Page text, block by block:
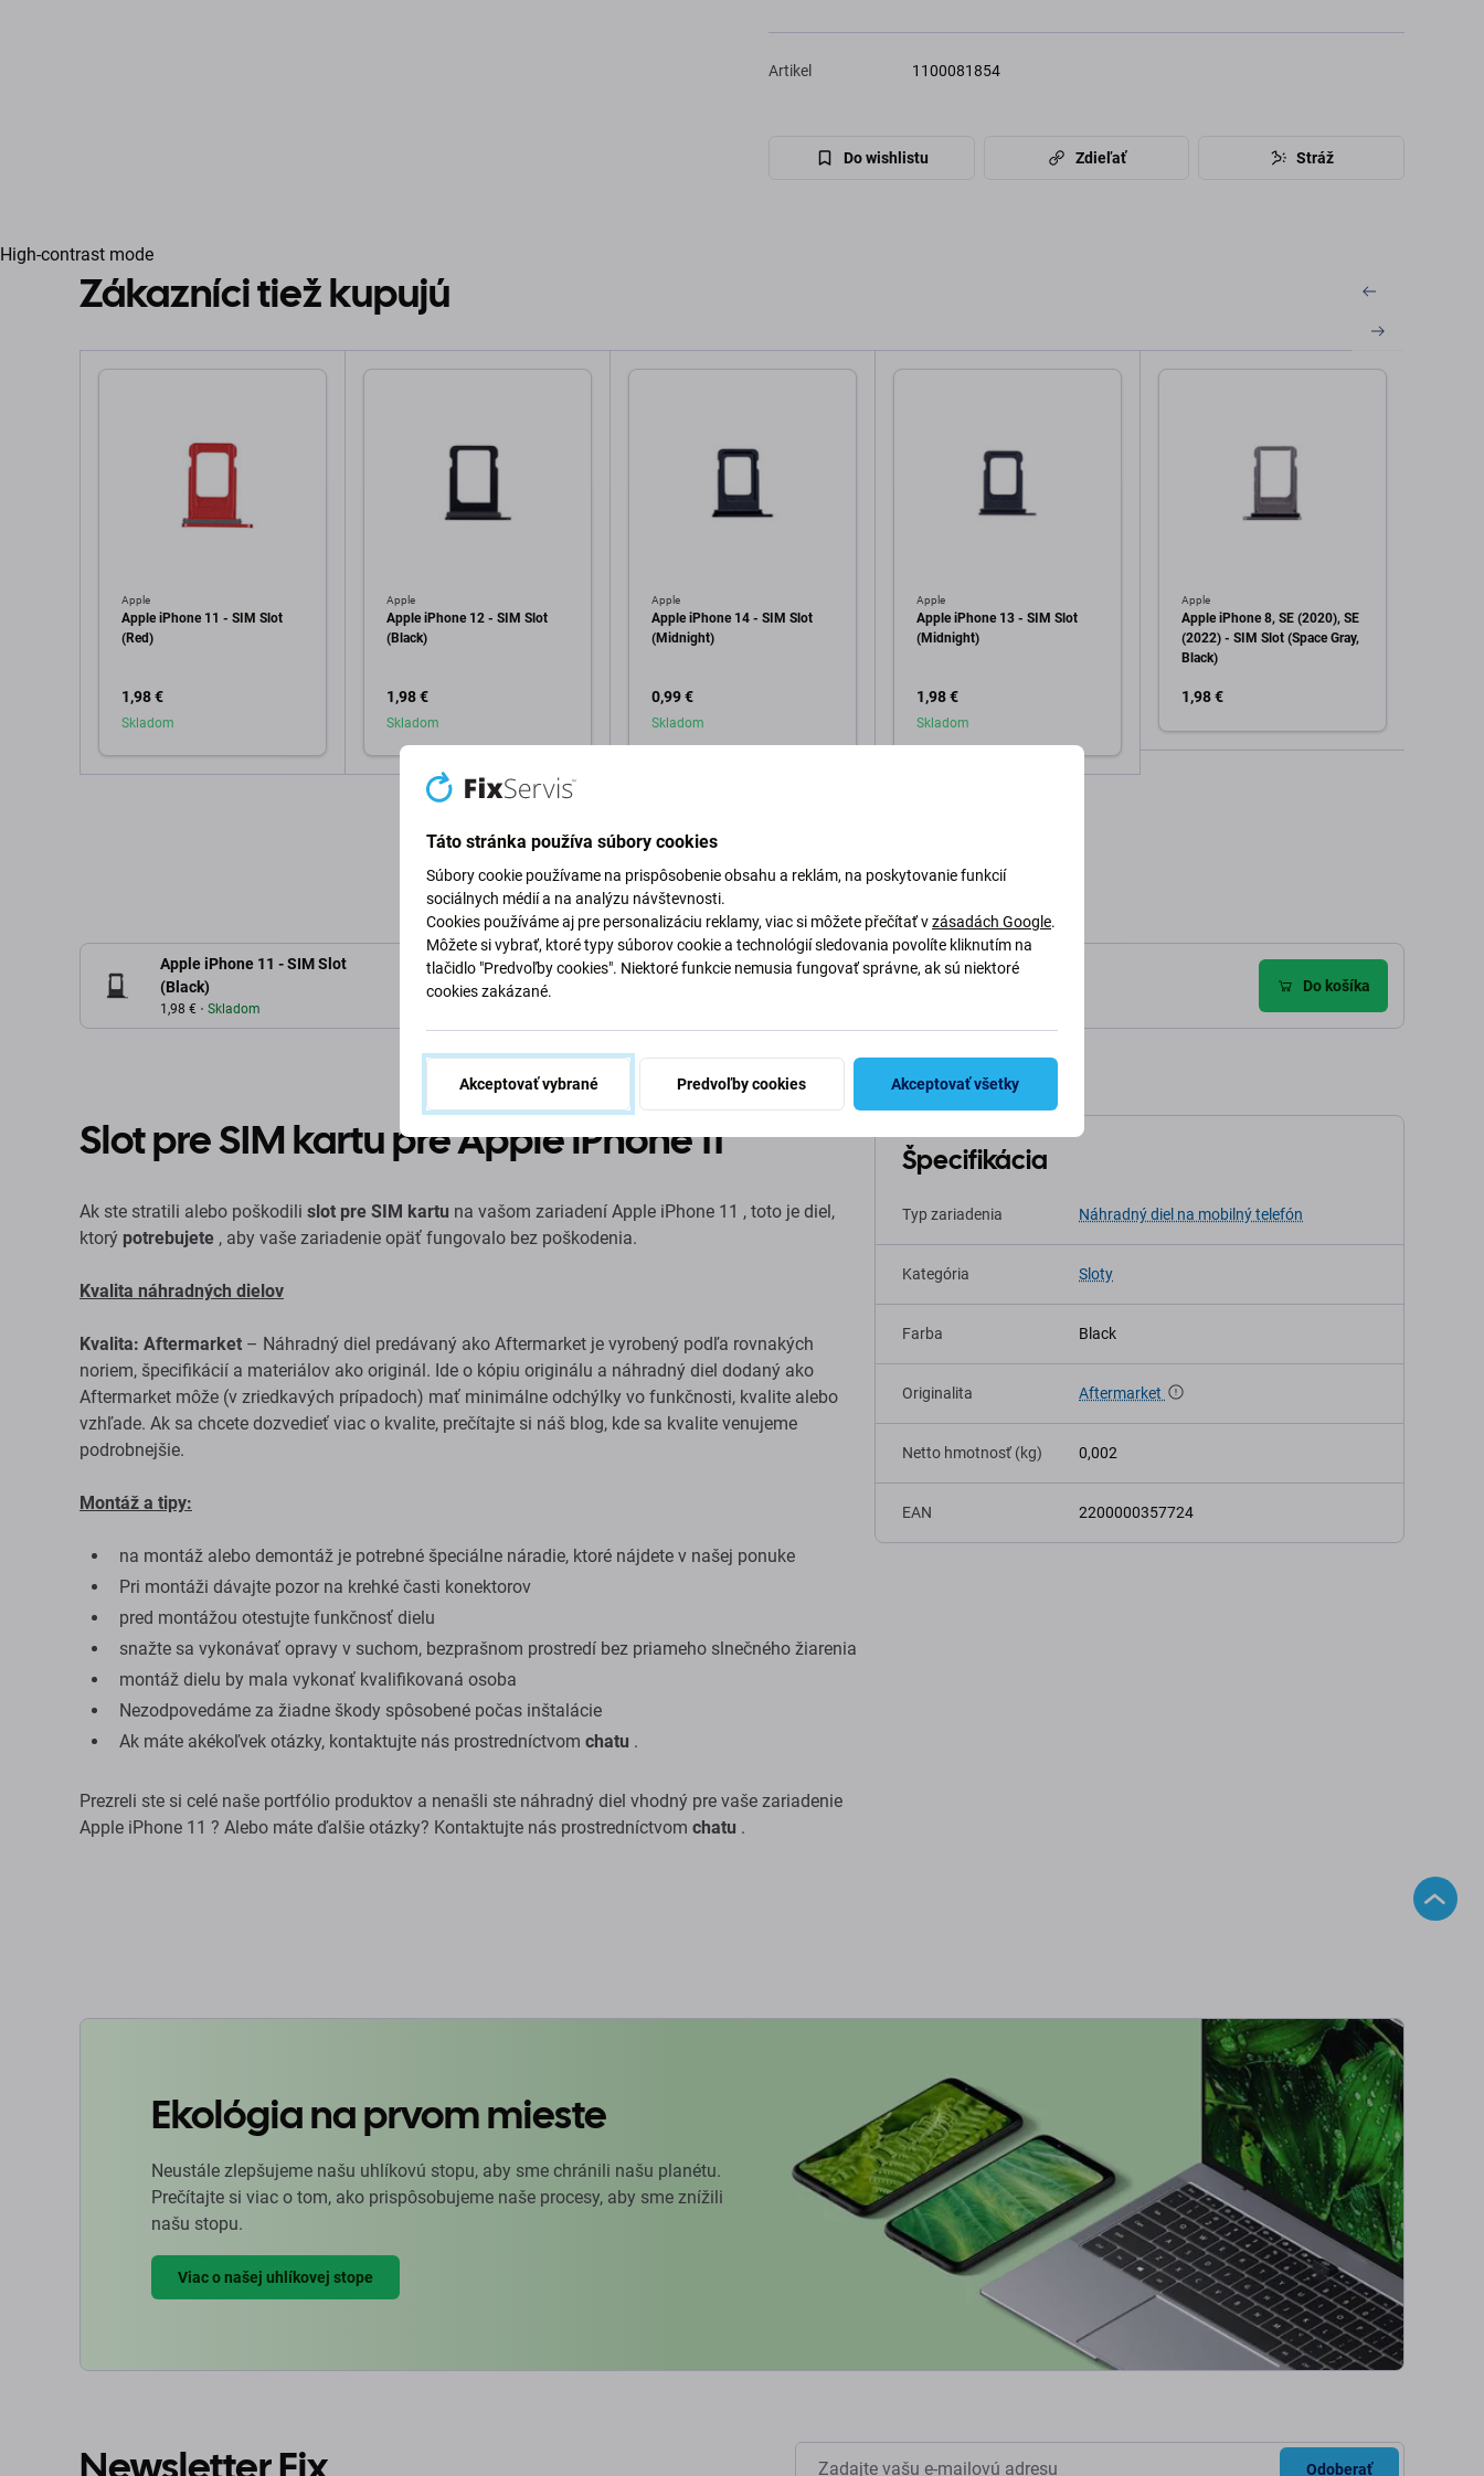
Artikel 1100081854
Do wishlistu Zdieľať Stráž
High-contrast mode
Zákazníci tiež kupujú
Apple
Apple iPhone 11 - SIM Slot
(Red)
1,98 €
Skladom
Pridať do košíka
Apple
Apple iPhone 12 - SIM Slot
(Black)
1,98 €
Skladom
Apple
Apple iPhone 14 - SIM Slot
(Midnight)
0,99 €
Skladom
Apple
Apple iPhone 13 - SIM Slot
(Midnight)
1,98 €
Skladom
Apple
Apple iPhone 8, SE (2020), SE
(2022) - SIM Slot (Space Gray,
Black)
1,98 €
Apple iPhone 11 - SIM Slot
(Black)
1,98 € Skladom
Popis a špecifikácia Do košíka
Slot pre SIM kartu pre Apple iPhone 11
Ak ste stratili alebo poškodili slot pre SIM kartu na vašom zariadení Apple iPhone 11 , toto je diel,
ktorý potrebujete , aby vaše zariadenie opäť fungovalo bez poškodenia.
Kvalita náhradných dielov
Kvalita: Aftermarket – Náhradný diel predávaný ako Aftermarket je vyrobený podľa rovnakých
noriem, špecifikácií a materiálov ako originál. Ide o kópiu originálu a náhradný diel dodaný ako
Aftermarket môže (v zriedkavých prípadoch) mať minimálne odchýlky vo funkčnosti, kvalite alebo
vzhľade. Ak sa chcete dozvedieť viac o kvalite, prečítajte si náš blog, kde sa kvalite venujeme
podrobnejšie.
Montáž a tipy:
na montáž alebo demontáž je potrebné špeciálne náradie, ktoré nájdete v našej ponuke
Pri montáži dávajte pozor na krehké časti konektorov
pred montážou otestujte funkčnosť dielu
snažte sa vykonávať opravy v suchom, bezprašnom prostredí bez priameho slnečného žiarenia
montáž dielu by mala vykonať kvalifikovaná osoba
Nezodpovedáme za žiadne škody spôsobené počas inštalácie
Ak máte akékoľvek otázky, kontaktujte nás prostredníctvom chatu .
Prezreli ste si celé naše portfólio produktov a nenašli ste náhradný diel vhodný pre vaše zariadenie
Apple iPhone 11 ? Alebo máte ďalšie otázky? Kontaktujte nás prostredníctvom chatu .
Špecifikácia
Typ zariadenia Náhradný diel na mobilný telefón
Kategória Sloty
Farba Black
Originalita Aftermarket
Netto hmotnosť (kg) 0,002
EAN 2200000357724
Ekológia na prvom mieste
Neustále zlepšujeme našu uhlíkovú stopu, aby sme chránili našu planétu.
Prečítajte si viac o tom, ako prispôsobujeme naše procesy, aby sme znížili
našu stopu.
Viac o našej uhlíkovej stope
Odoberať
Táto stránka používa súbory cookies
Súbory cookie používame na prispôsobenie obsahu a reklám, na poskytovanie funkcií
sociálnych médií a na analýzu návštevnosti.
Cookies používáme aj pre personalizáciu reklamy, viac si môžete přečítať vzásadách Google.
Môžete si vybrať, ktoré typy súborov cookie a technológií sledovania povolíte kliknutím na
tlačidlo "Predvoľby cookies". Niektoré funkcie nemusia fungovať správne, ak sú niektoré
cookies zakázané.
Akceptovať vybrané Predvoľby cookies Akceptovať všetky